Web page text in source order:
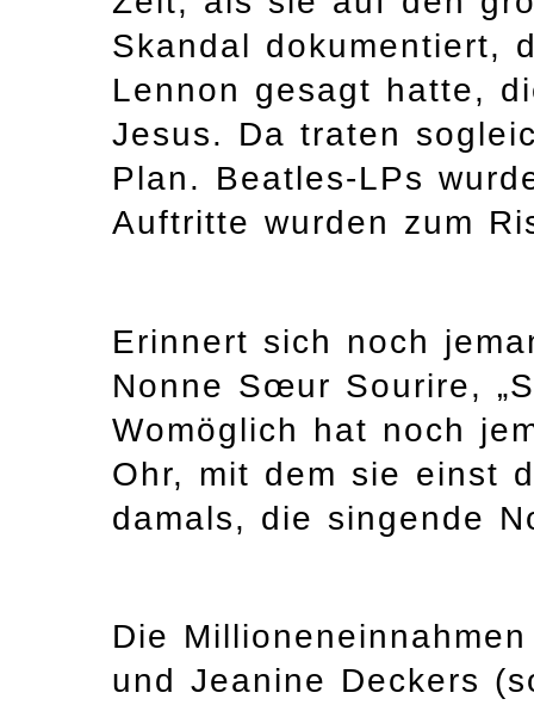
Skandal dokumentiert,
Lennon gesagt hatte,
Jesus. Da traten
Plan. Beatles-LPs
Auftritte wurden zum
Erinnert sich noch
Nonne Sœur Sourire,
Womöglich hat noch
Ohr, mit dem sie einst
damals, die singende
Die
und Jeanine Deckers